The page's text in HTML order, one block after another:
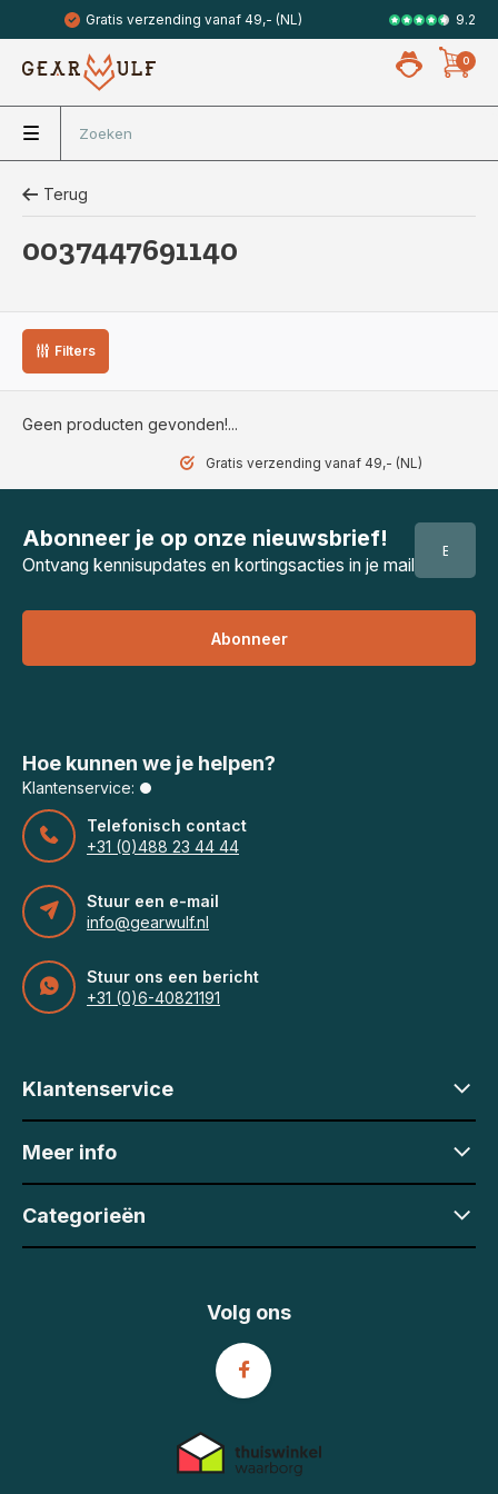
Gratis verzending vanaf 49,- (NL) Veilig met
9.2
0
Terug
0037447691140
Filters
Geen producten gevonden!...
Gratis verzending vanaf 49,- (NL)
Abonneer je op onze nieuwsbrief!
Ontvang kennisupdates en kortingsacties in je mail
Abonneer
Hoe kunnen we je helpen?
Klantenservice:
Telefonisch contact
+31 (0)488 23 44 44
Stuur een e-mail
info@gearwulf.nl
Stuur ons een bericht
+31 (0)6-40821191
Klantenservice
Meer info
Categorieën
Volg ons